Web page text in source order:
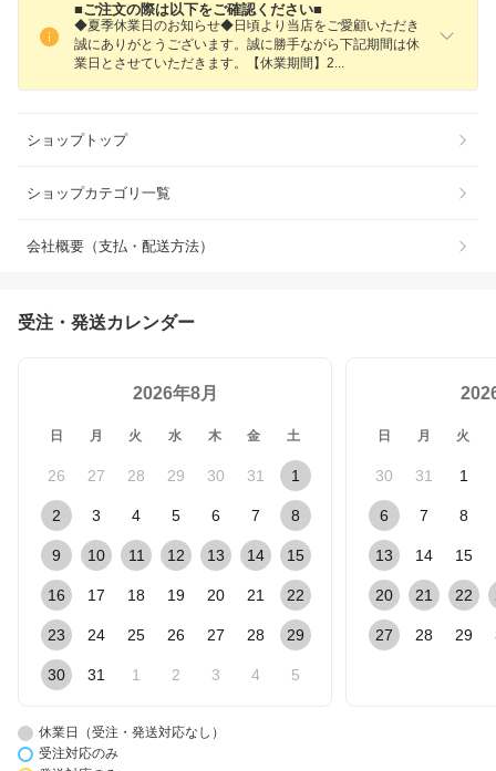
■ご注文の際は以下をご確認ください■
◆夏季休業日のお知らせ◆日頃より当店をご愛顧いただき
誠にありがとうございます。誠に勝手ながら下記期間は休
業日とさせていただきます。【休業期間】 2
ショップトップ
ショップカテゴリ一覧
会社概要（支払・配送方法）
受注・発送カレンダー
2026年8月
日 月 火 水 木 金 土
26 27 28 29 30 31 1
2 3 4 5 6 7 8
9 10 11 12 13 14 15
16 17 18 19 20 21 22
23 24 25 26 27 28 29
30 31 1 2 3 4 5
日 月 火
30 31 1
6 7 8
13 14 15
20 21 22
27 28 29
休業日（受注・発送対応なし）
受注対応のみ